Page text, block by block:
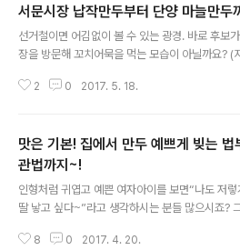
서문시장 납작만두부터 단양 마늘만두
선거철이면 어김없이 볼 수 있는 광경. 바로 후보
장을 방문해 꼬치어묵을 먹는 모습이 아닐까요? (
도 맛있는 것들이 참 많은데요, 풀반장은 시장, 하면
와 찐빵들. 특히 갓 쪄낸 만두의 투명한 자태는 “
두”, “나 김치만두”를 온몸으로 외치고 있는 듯하죠
로 빚어 다소 투박해 보이지만 특유의 손맛이 살아
장 만두. 어릴 적 그 맛 그대로, 언제 가도 그 맛 그
득문득 생각나는 시장 만두의 추억은 현재진행형
시장에서 파는 만두라면 어디나 맛있을 터이지만
2 0 2017. 5. 18.
맛은 기본! 집에서 만두 예쁘게 빚는 법
관법까지~!
인형처럼 귀엽고 예쁜 여자아이를 보면“나도 저
딸 낳고 싶다~”라고 생각하시는 분들 많으시죠?
성이라면 잘생긴 남편을 만나면 되고 남성이라면
8 0 2017. 4. 20.